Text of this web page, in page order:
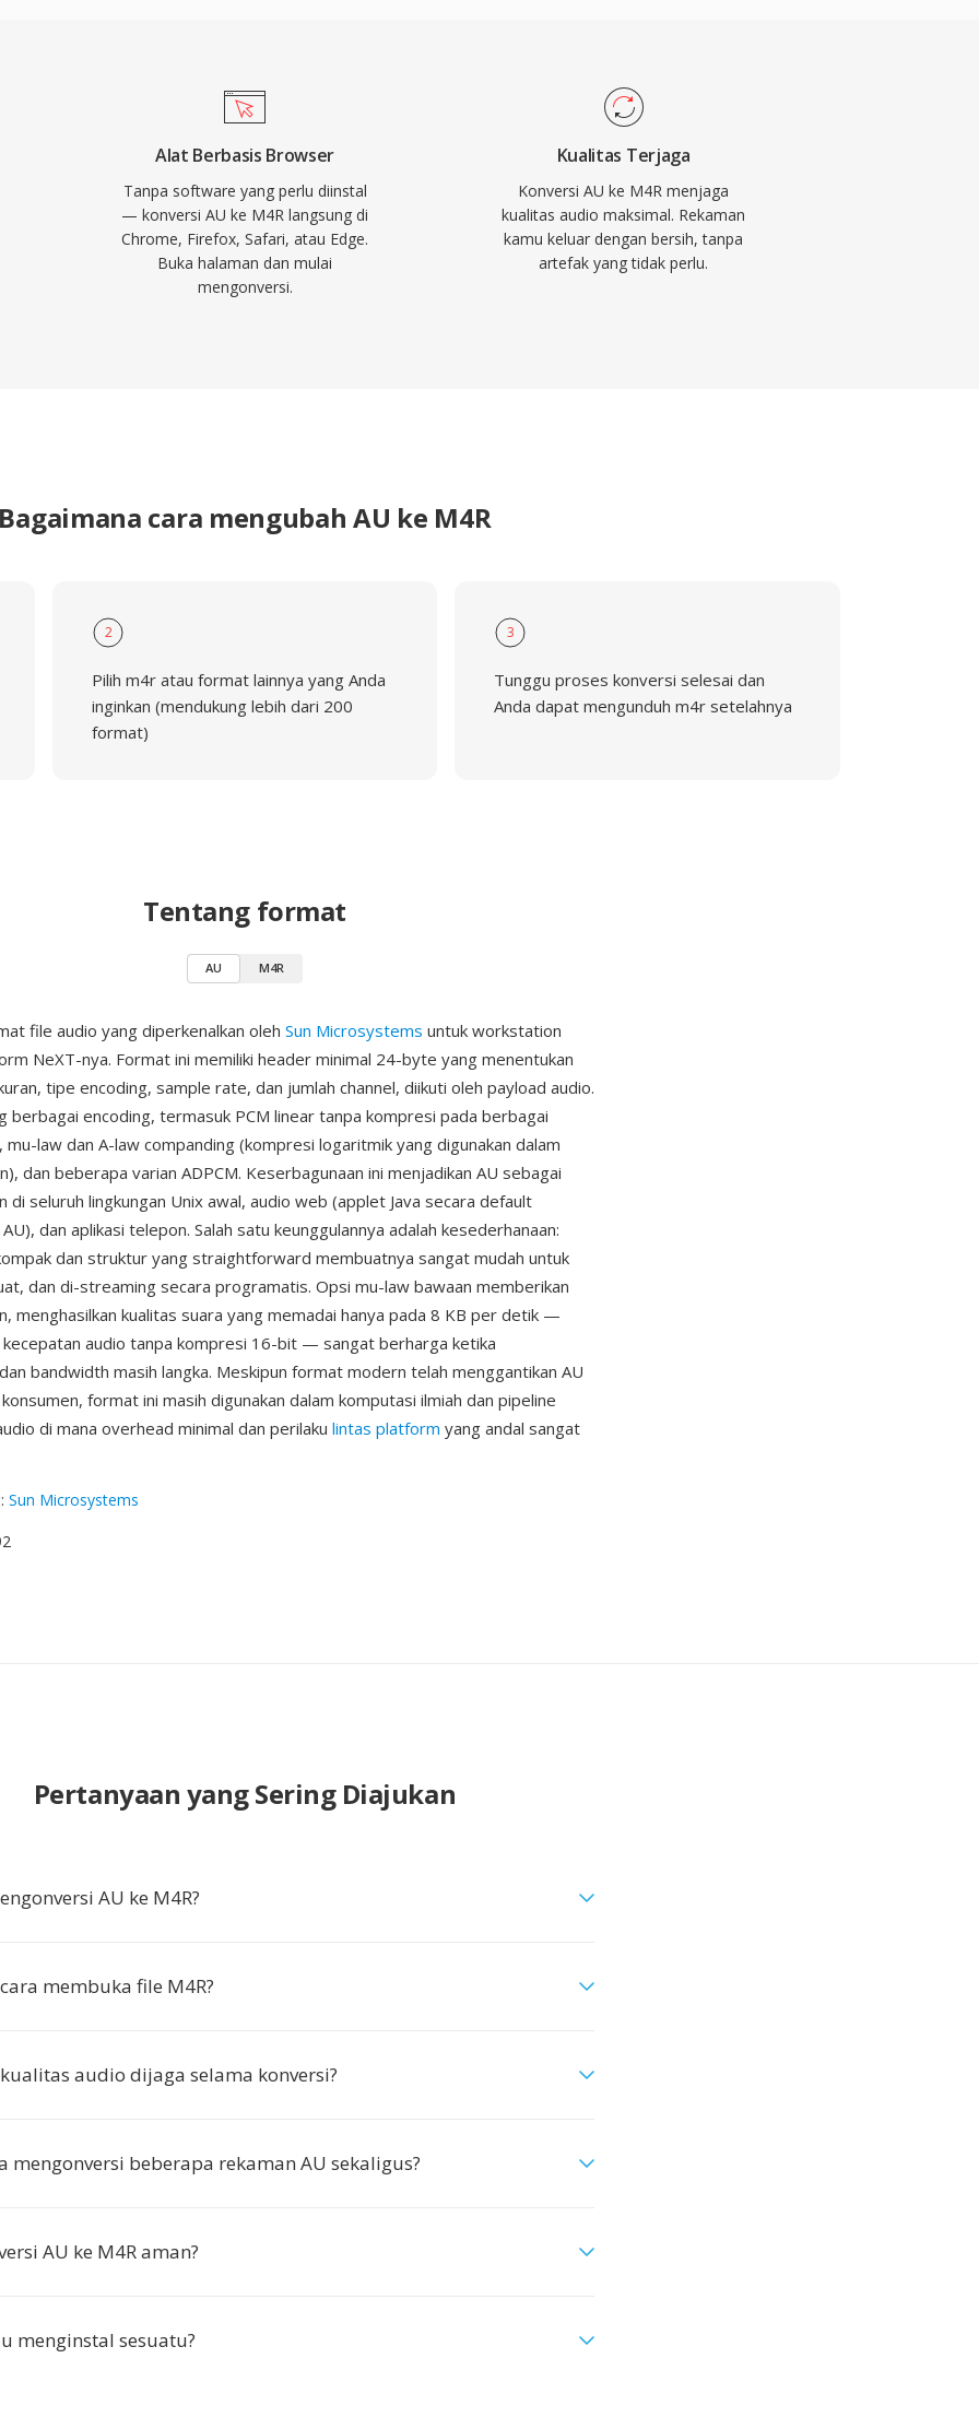
nada dering
alarm, dan
meliputi penyebaran
iTunes atau
AAC bahkan
menetapkan nada
pemanggil
Alat Berbasis Browser
Tanpa software yang perlu diinstal
— konversi AU ke M4R langsung di
Chrome, Firefox, Safari, atau Edge.
Buka halaman dan mulai
mengonversi.
Kualitas Terjaga
Konversi AU ke M4R menjaga
kualitas audio maksimal. Rekaman
kamu keluar dengan bersih, tanpa
artefak yang tidak perlu.
Bagaimana cara mengubah AU ke M4R
2
Pilih m4r atau format lainnya yang Anda
inginkan (mendukung lebih dari 200
format)
3
Tunggu proses konversi selesai dan
Anda dapat mengunduh m4r setelahnya
Tentang format
AU M4R
file audio yang diperkenalkan oleh Sun Microsystems untuk workstation
NeXT-nya. Format ini memiliki header minimal 24-byte yang menentukan
tipe encoding, sample rate, dan jumlah channel, diikuti oleh payload audio.
berbagai encoding, termasuk PCM linear tanpa kompresi pada berbagai
mu-law dan A-law companding (kompresi logaritmik yang digunakan dalam
dan beberapa varian ADPCM. Keserbagunaan ini menjadikan AU sebagai
di seluruh lingkungan Unix awal, audio web (applet Java secara default
dan aplikasi telepon. Salah satu keunggulannya adalah kesederhanaan:
dan struktur yang straightforward membuatnya sangat mudah untuk
dan di-streaming secara programatis. Opsi mu-law bawaan memberikan
menghasilkan kualitas suara yang memadai hanya pada 8 KB per detik —
audio tanpa kompresi 16-bit — sangat berharga ketika
bandwidth masih langka. Meskipun format modern telah menggantikan AU
format ini masih digunakan dalam komputasi ilmiah dan pipeline
di mana overhead minimal dan perilaku lintas platform yang andal sangat
: Sun Microsystems
Pertanyaan yang Sering Diajukan
AU ke M4R?
membuka file M4R?
audio dijaga selama konversi?
mengonversi beberapa rekaman AU sekaligus?
AU ke M4R aman?
menginstal sesuatu?